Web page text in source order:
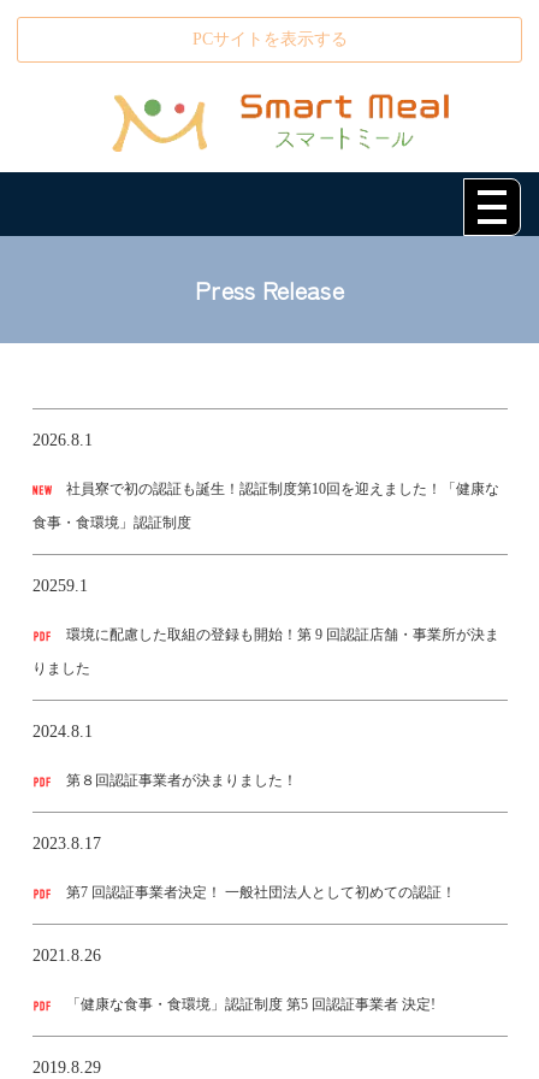
PCサイトを表示する
Press Release
2026.8.1
社員寮で初の認証も誕生！認証制度第10回を迎えました！「健康な
食事・食環境」認証制度
20259.1
環境に配慮した取組の登録も開始！第 9 回認証店舗・事業所が決ま
りました
2024.8.1
第８回認証事業者が決まりました！
2023.8.17
第7 回認証事業者決定！ 一般社団法人として初めての認証！
2021.8.26
「健康な⾷事・⾷環境」認証制度 第5 回認証事業者 決定!
2019.8.29